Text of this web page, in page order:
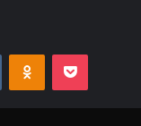
VKontakteOdnoklassniki
Pocket